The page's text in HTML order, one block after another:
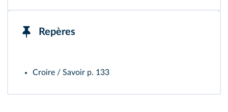
Repères
Croire / Savoir p. 133